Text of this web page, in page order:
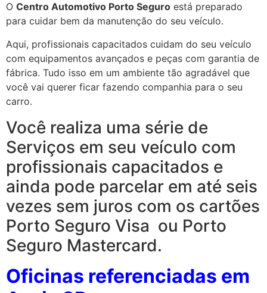
O Centro Automotivo Porto Seguro está preparado
para cuidar bem da manutenção do seu veículo.
Aqui, profissionais capacitados cuidam do seu veículo
com equipamentos avançados e peças com garantia de
fábrica. Tudo isso em um ambiente tão agradável que
você vai querer ficar fazendo companhia para o seu
carro.
Você realiza uma série de
Serviços em seu veículo com
profissionais capacitados e
ainda pode parcelar em até seis
vezes sem juros com os cartões
Porto Seguro Visa ou Porto
Seguro Mastercard.
Oficinas referenciadas em